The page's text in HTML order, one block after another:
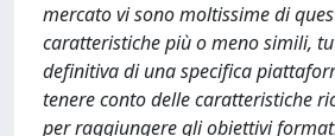
mercato vi sono moltissime di
caratteristiche più o meno simili,
definitiva di una specifica
tenere conto delle caratteristiche
per raggiungere gli obiettivi